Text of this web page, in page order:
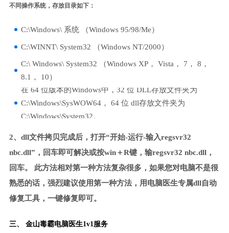
不同操作系统，存放目录如下：
C:\Windows\ 系统 （Windows 95/98/Me）
C:\WINNT\ System32 （Windows NT/2000）
C:\ Windows\ System32 （Windows XP， Vista， 7， 8，
8.1， 10）
在 64 位版本的Windows中，32 位 DLL存放文件夹为
C:\Windows\SysWOW64， 64 位 dll存放文件夹为
C:\Windows\System32。
2、dll文件拷贝完成后，打开“开始-运行-输入regsvr32
nbc.dll”，回车即可解决或按win＋R键，输regsvr32 nbc.dll，
回车。 此方法相对第一种方法复杂很多，如果您对电脑不是很
熟悉的话，强烈建议使用第一种方法，用电脑医生专属dll自动
修复工具，一键修复即可。
三、 金山毒霸电脑医生1v1服务